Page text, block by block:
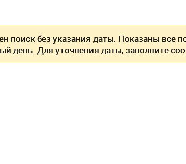
поиск без указания даты. Показаны все
день. Для уточнения даты, заполните